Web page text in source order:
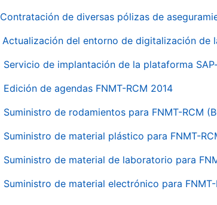
Contratación de diversas pólizas de
Actualización del entorno de digitalización de
Servicio de implantación de la plataforma
Edición de agendas FNMT-RCM 2014
Suministro de rodamientos para FNMT-RCM
Suministro de material plástico para FNMT-
Suministro de material de laboratorio para
Suministro de material electrónico para FNMT-